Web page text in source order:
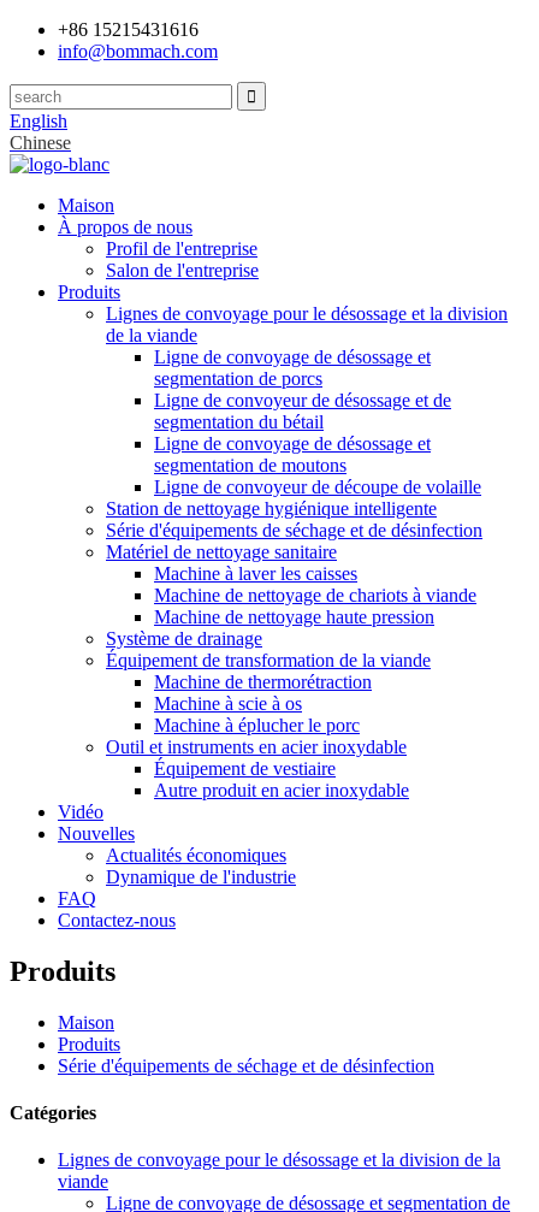
+86 15215431616
info@bommach.com
English
Chinese
Maison
À propos de nous
Profil de l'entreprise
Salon de l'entreprise
Produits
Lignes de convoyage pour le désossage et la division
de la viande
Ligne de convoyage de désossage et
segmentation de porcs
Ligne de convoyeur de désossage et de
segmentation du bétail
Ligne de convoyage de désossage et
segmentation de moutons
Ligne de convoyeur de découpe de volaille
Station de nettoyage hygiénique intelligente
Série d'équipements de séchage et de désinfection
Matériel de nettoyage sanitaire
Machine à laver les caisses
Machine de nettoyage de chariots à viande
Machine de nettoyage haute pression
Système de drainage
Équipement de transformation de la viande
Machine de thermorétraction
Machine à scie à os
Machine à éplucher le porc
Outil et instruments en acier inoxydable
Équipement de vestiaire
Autre produit en acier inoxydable
Vidéo
Nouvelles
Actualités économiques
Dynamique de l'industrie
FAQ
Contactez-nous
Produits
Maison
Produits
Série d'équipements de séchage et de désinfection
Catégories
Lignes de convoyage pour le désossage et la division de la
viande
Ligne de convoyage de désossage et segmentation de